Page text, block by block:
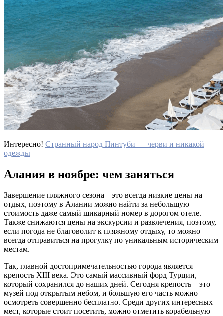
Интересно! Странный народ Пинтуби — черви и никакой
одежды
Алания в ноябре: чем заняться
Завершение пляжного сезона – это всегда низкие цены на
отдых, поэтому в Алании можно найти за небольшую
стоимость даже самый шикарный номер в дорогом отеле.
Также снижаются цены на экскурсии и развлечения, поэтому,
если погода не благоволит к пляжному отдыху, то можно
всегда отправиться на прогулку по уникальным историческим
местам.
Так, главной достопримечательностью города является
крепость XIII века. Это самый массивный форд Турции,
который сохранился до наших дней. Сегодня крепость – это
музей под открытым небом, и большую его часть можно
осмотреть совершенно бесплатно. Среди других интересных
мест, которые стоит посетить, можно отметить корабельную